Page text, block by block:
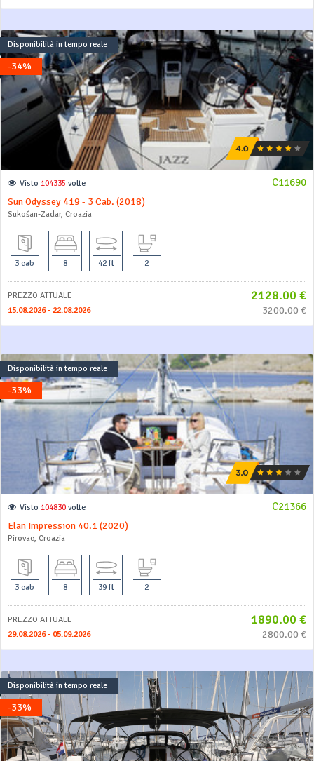
-34%
Disponibilità in tempo reale
C11690
Visto 104335 volte
Sun Odyssey 419 - 3 Cab. (2018)
Sukošan-Zadar, Croazia
3 cab 8 42 ft 2
PREZZO ATTUALE 2128.00 €
15.08.2026 - 22.08.2026 3200.00 €
-33%
Disponibilità in tempo reale
C21366
Visto 104830 volte
Elan Impression 40.1 (2020)
Pirovac, Croazia
3 cab 8 39 ft 2
PREZZO ATTUALE 1890.00 €
29.08.2026 - 05.09.2026 2800.00 €
-33%
Disponibilità in tempo reale